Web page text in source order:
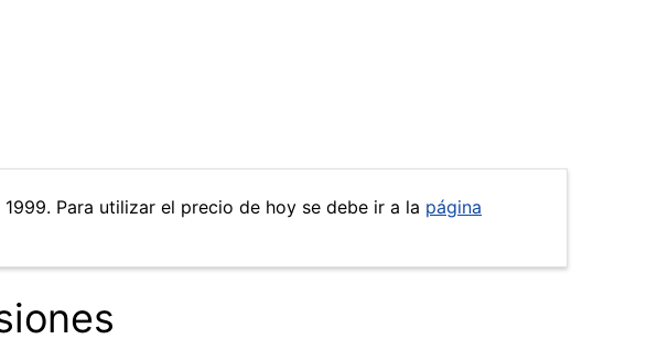
Para utilizar el precio de hoy se debe ir a la página